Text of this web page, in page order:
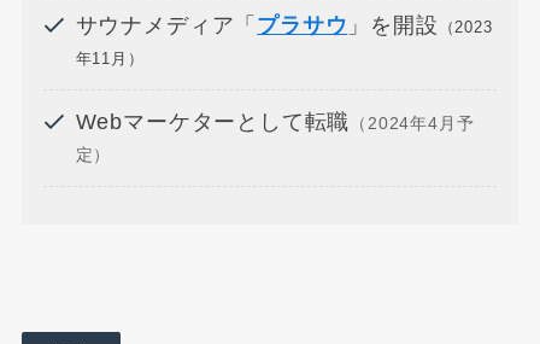
サウナメディア「 プラサウ 」を開設
（2023
年11月）
Webマーケターとして転職 （2024年4月予
定）